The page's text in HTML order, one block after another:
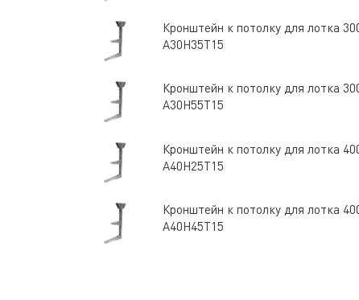
Кронштейн к потолку для лотка
А30Н35Т15
Кронштейн к потолку для лотка
А30Н55Т15
Кронштейн к потолку для лотка
А40Н25Т15
Кронштейн к потолку для лотка
А40Н45Т15